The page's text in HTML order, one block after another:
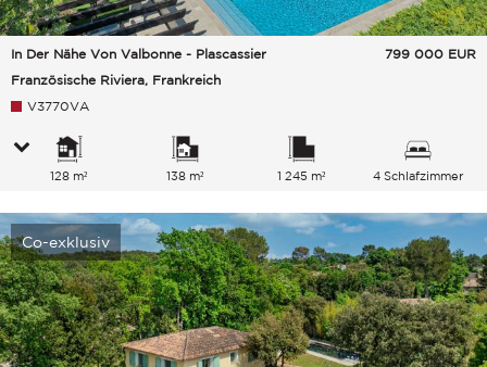
In Der Nähe Von Valbonne - Plascassier
Französische Riviera, Frankreich
799 000 EUR
V3770VA
128 m² 138 m² 1 245 m² 4 Schlafzimmer
Co-exklusiv